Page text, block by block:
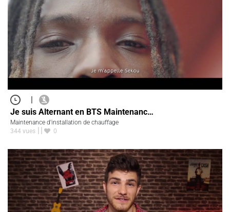
|
Je suis Alternant en BTS Maintenanc…
Maintenance d'installation de chauffage
344 vues
0